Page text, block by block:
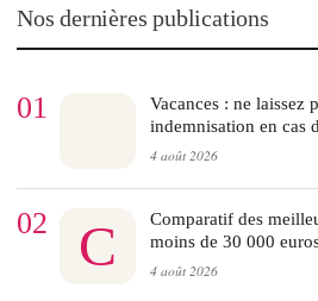
Nos dernières publications
01
Vacances : ne laissez
indemnisation en cas
4 août 2026
02 C
Comparatif des
moins de 30 000
4 août 2026